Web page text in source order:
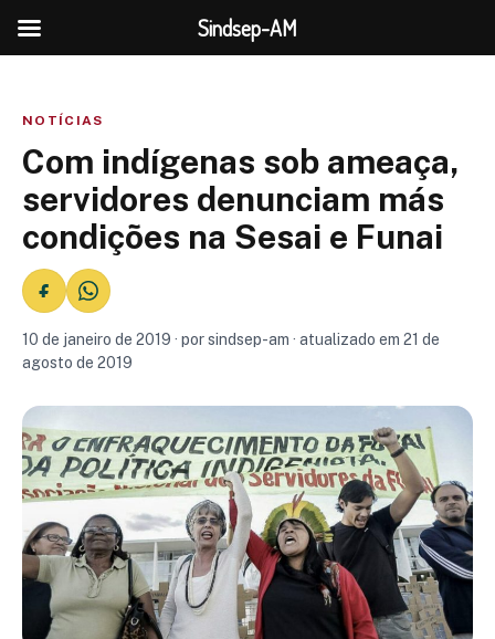
NOTÍCIAS
Com indígenas sob ameaça,
servidores denunciam más
condições na Sesai e Funai
10 de janeiro de 2019 · por sindsep-am · atualizado em 21 de
agosto de 2019
Sindsep-AM